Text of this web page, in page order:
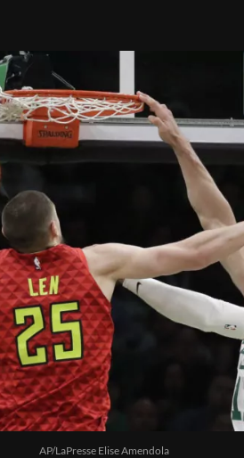
AP/LaPresse Elise Amendola